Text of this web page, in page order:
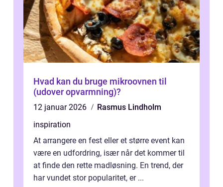
Hvad kan du bruge mikroovnen til
(udover opvarmning)?
12 januar 2026
Rasmus Lindholm
inspiration
At arrangere en fest eller et større event kan
være en udfordring, især når det kommer til
at finde den rette madløsning. En trend, der
har vundet stor popularitet, er ...